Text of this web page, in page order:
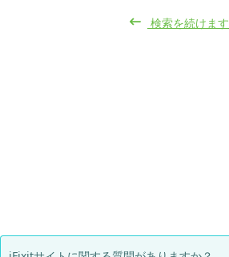
検索を続けます